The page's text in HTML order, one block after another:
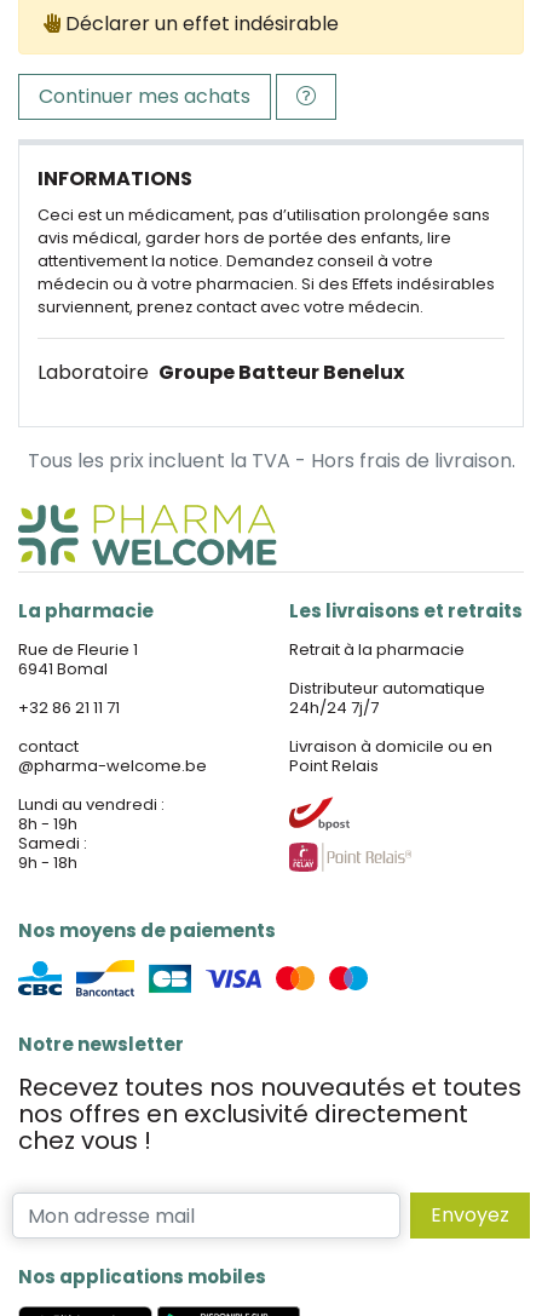
Déclarer un effet indésirable
Continuer mes achats
INFORMATIONS
Ceci est un médicament, pas d’utilisation prolongée sans
avis médical, garder hors de portée des enfants, lire
attentivement la notice. Demandez conseil à votre
médecin ou à votre pharmacien. Si des Effets indésirables
surviennent, prenez contact avec votre médecin.
Laboratoire Groupe Batteur Benelux
Tous les prix incluent la TVA - Hors frais de livraison.
La pharmacie
Rue de Fleurie 1
6941 Bomal
+32 86 21 11 71
contact
@pharma-welcome.be
Lundi au vendredi :
8h - 19h
Samedi :
9h - 18h
Nos moyens de paiements
Les livraisons et retraits
Retrait à la pharmacie
Distributeur automatique
24h/24 7j/7
Livraison à domicile ou en
Point Relais
Notre newsletter
Recevez toutes nos nouveautés et toutes
nos offres en exclusivité directement
chez vous !
Envoyez
Nos applications mobiles